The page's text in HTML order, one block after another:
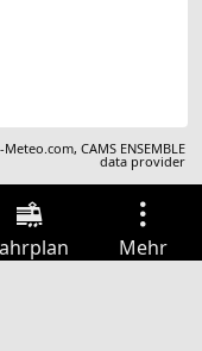
Meteo.com,CAMS ENSEMBLE
data provider
Mehr